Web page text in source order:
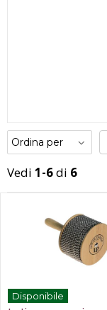
Vedi 1-6di 6
Disponibile